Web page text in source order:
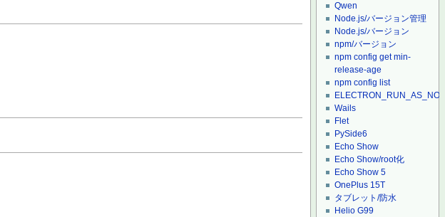
Qwen
Node.js/バージョン管理
Node.js/バージョン
npm/バージョン
npm config get min-
release-age
npm config list
Wails
Flet
PySide6
Echo Show
Echo Show/root化
Echo Show 5
OnePlus 15T
タブレット/防水
Helio G99